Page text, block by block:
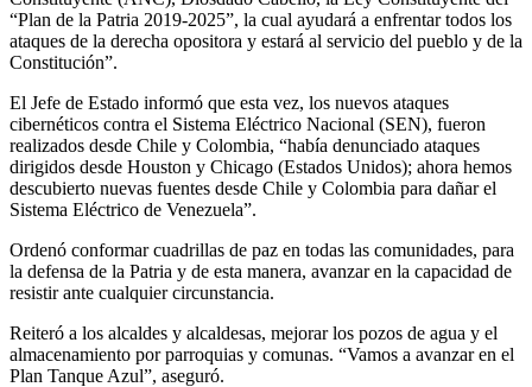
“Plan de la Patria 2019-2025”, la cual ayudará a enfrentar todos los
ataques de la derecha opositora y estará al servicio del pueblo y de la
Constitución”.
El Jefe de Estado informó que esta vez, los nuevos ataques
cibernéticos contra el Sistema Eléctrico Nacional (SEN), fueron
realizados desde Chile y Colombia, “había denunciado ataques
dirigidos desde Houston y Chicago (Estados Unidos); ahora hemos
descubierto nuevas fuentes desde Chile y Colombia para dañar el
Sistema Eléctrico de Venezuela”.
Ordenó conformar cuadrillas de paz en todas las comunidades, para
la defensa de la Patria y de esta manera, avanzar en la capacidad de
resistir ante cualquier circunstancia.
Reiteró a los alcaldes y alcaldesas, mejorar los pozos de agua y el
almacenamiento por parroquias y comunas. “Vamos a avanzar en el
Plan Tanque Azul”, aseguró.